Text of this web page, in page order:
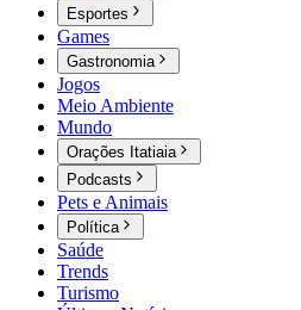
Esportes
Games
Gastronomia
Jogos
Meio Ambiente
Mundo
Orações Itatiaia
Podcasts
Pets e Animais
Política
Saúde
Trends
Turismo